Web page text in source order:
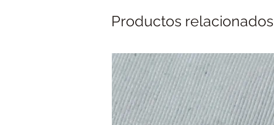
Productos relacionados